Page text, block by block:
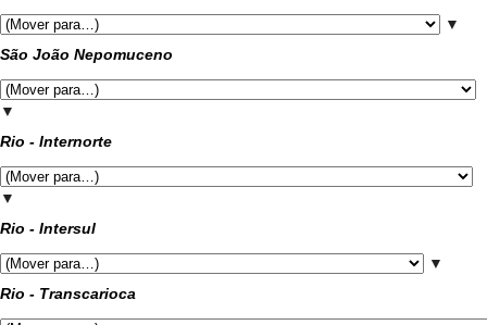
▼
São João Nepomuceno
▼
Rio - Internorte
▼
Rio - Intersul
▼
Rio - Transcarioca